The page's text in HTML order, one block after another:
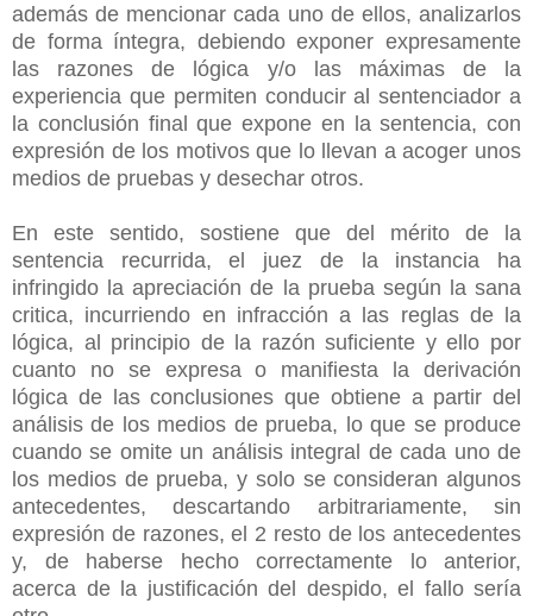
además de mencionar cada uno de ellos, analizarlos
de forma íntegra, debiendo exponer expresamente
las razones de lógica y/o las máximas de la
experiencia que permiten conducir al sentenciador a
la conclusión final que expone en la sentencia, con
expresión de los motivos que lo llevan a acoger unos
medios de pruebas y desechar otros.
En este sentido, sostiene que del mérito de la
sentencia recurrida, el juez de la instancia ha
infringido la apreciación de la prueba según la sana
critica, incurriendo en infracción a las reglas de la
lógica, al principio de la razón suficiente y ello por
cuanto no se expresa o manifiesta la derivación
lógica de las conclusiones que obtiene a partir del
análisis de los medios de prueba, lo que se produce
cuando se omite un análisis integral de cada uno de
los medios de prueba, y solo se consideran algunos
antecedentes, descartando arbitrariamente, sin
expresión de razones, el 2 resto de los antecedentes
y, de haberse hecho correctamente lo anterior,
acerca de la justificación del despido, el fallo sería